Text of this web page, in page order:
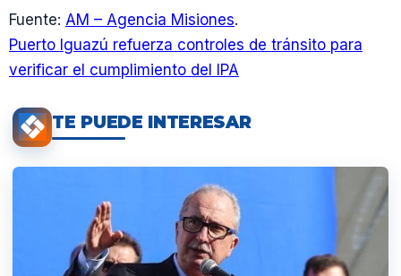
Fuente: AM – Agencia Misiones.
Puerto Iguazú refuerza controles de tránsito para
verificar el cumplimiento del IPA
TE PUEDE INTERESAR